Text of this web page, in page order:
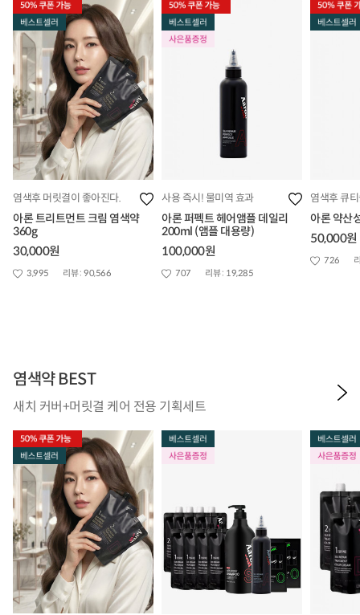
염색후 머릿결이 좋아진다.
아론 트리트먼트 크림 염색약
360g
30,000원
3,995 리뷰 : 90,566
사용 즉시! 물미역 효과
아론 퍼펙트 헤어앰플 데일리
200ml (앰플 대용량)
100,000원
707 리뷰 : 19,285
염색후 큐
아론 약산
50,000원
726
염색약 BEST
새치 커버+머릿결 케어 전용 기획세트